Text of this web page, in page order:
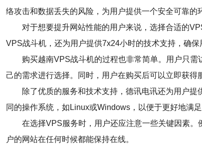
络攻击和数据丢失的风险，为用户提供一个安全可靠的
对于想要提升网站性能的用户来说，选择合适的
VPS战斗机，还为用户提供7x24小时的技术支持，确
购买越南VPS战斗机的过程也非常简单。用户只
己的需求进行选择。同时，用户在购买后可以立即获得
除了优质的服务和技术支持，德讯电讯还为用户
同的操作系统，如Linux或Windows，以便于更好地满足
在选择VPS服务时，用户还应注意一些关键因素
户的网站在任何时候都能保持在线。